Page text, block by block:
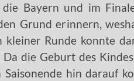
die Bayern und im
Grund erinnern,
kleiner Runde konnte
die Geburt des
Saisonende hin darauf